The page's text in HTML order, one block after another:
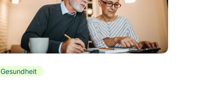
Gesundheit